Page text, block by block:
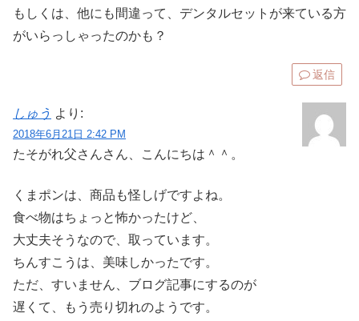
もしくは、他にも間違って、デンタルセットが来ている方
がいらっしゃったのかも？
返信
しゅう より:
2018年6月21日 2:42 PM
たそがれ父さんさん、こんにちは＾＾。
くまポンは、商品も怪しげですよね。
食べ物はちょっと怖かったけど、
大丈夫そうなので、取っています。
ちんすこうは、美味しかったです。
ただ、すいません、ブログ記事にするのが
遅くて、もう売り切れのようです。